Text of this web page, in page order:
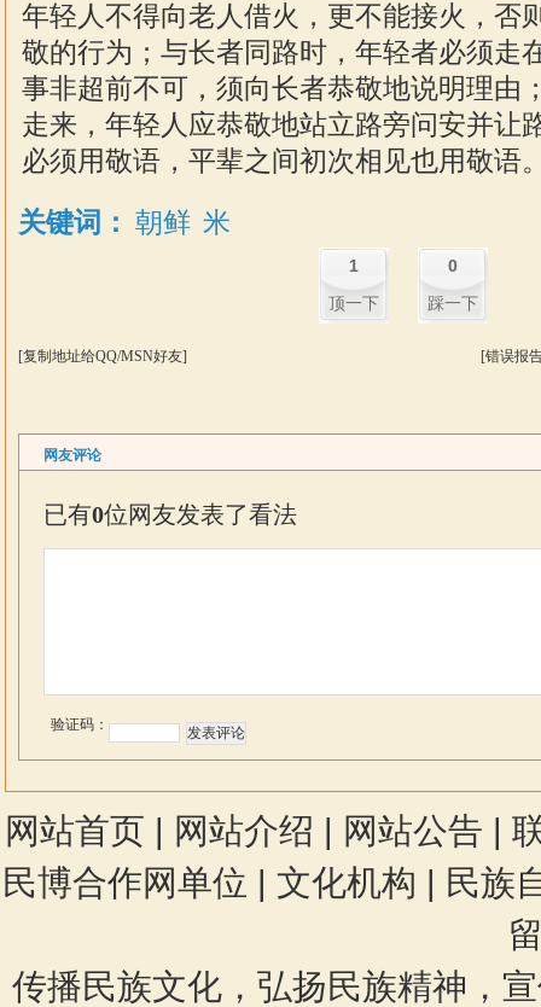
年轻人不得向老人借火，更不能接火，否
敬的行为；与长者同路时，年轻者必须走
事非超前不可，须向长者恭敬地说明理由
走来，年轻人应恭敬地站立路旁问安并让
必须用敬语，平辈之间初次相见也用敬语
关键词： 朝鲜 米
1
顶一下
0
踩一下
[错误报
[复制地址给QQ/MSN好友]
网友评论
已有0位网友发表了看法
验证码：
网站首页 | 网站介绍 | 网站公告 |
民博合作网单位 | 文化机构 | 民族
传播民族文化，弘扬民族精神，